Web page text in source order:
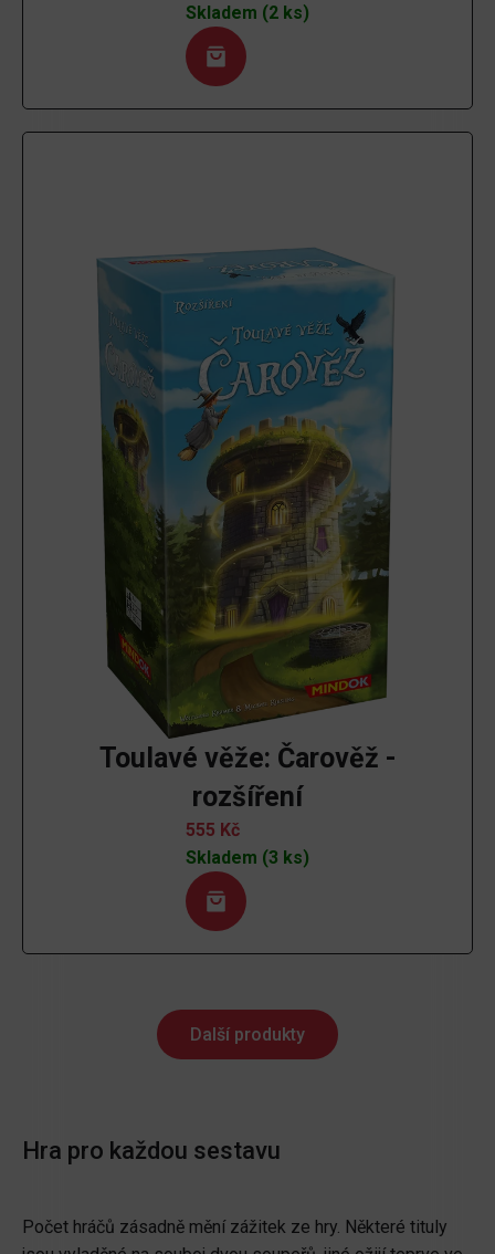
Skladem (2 ks)
Toulavé věže: Čarověž -
rozšíření
555 Kč
Skladem (3 ks)
Další produkty
Hra pro každou sestavu
Počet hráčů zásadně mění zážitek ze hry. Některé tituly